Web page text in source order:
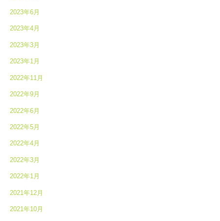
2023年6月
2023年4月
2023年3月
2023年1月
2022年11月
2022年9月
2022年6月
2022年5月
2022年4月
2022年3月
2022年1月
2021年12月
2021年10月